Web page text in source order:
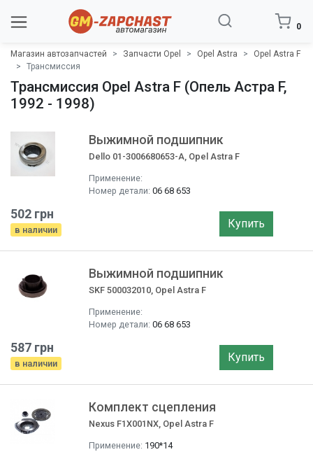
0
Магазин автозапчастей Запчасти Opel Opel Astra
Opel Astra F
Трансмиcсия
Трансмиcсия Opel Astra F (Опель Астра F,
1992 - 1998)
Выжимной подшипник
Dello 01-3006680653-A, Opel Astra F
Применение:
Номер детали: 06 68 653
502 грн
в наличии Купить
Выжимной подшипник
SKF 500032010, Opel Astra F
Применение:
Номер детали: 06 68 653
587 грн
в наличии Купить
Комплект сцепления
Nexus F1X001NX, Opel Astra F
Применение: 190*14